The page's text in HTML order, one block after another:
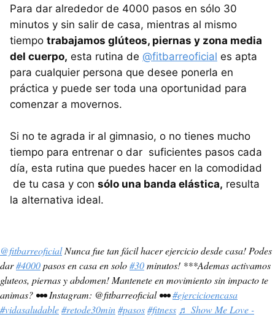
Para dar alrededor de 4000 pasos en sólo 30
minutos y sin salir de casa, mientras al mismo
tiempo trabajamos glúteos, piernas y zona media
del cuerpo, esta rutina de @fitbarreoficial es apta
para cualquier persona que desee ponerla en
práctica y puede ser toda una oportunidad para
comenzar a movernos.
Si no te agrada ir al gimnasio, o no tienes mucho
tiempo para entrenar o dar suficientes pasos cada
día, esta rutina que puedes hacer en la comodidad
de tu casa y con sólo una banda elástica, resulta
la alternativa ideal.
@fitbarreoficialNunca fue tan fácil hacer ejercicio desde casa! Podes
dar#4000pasos en casa en solo#30minutos! ***Ademas activamos
gluteos, piernas y abdomen! Mantenete en movimiento sin impacto te
animas? ••• Instagram: @fitbarreoficial •••#ejercicioencasa
#vidasaludable#retode30min#pasos#fitness ♬ Show Me Love -